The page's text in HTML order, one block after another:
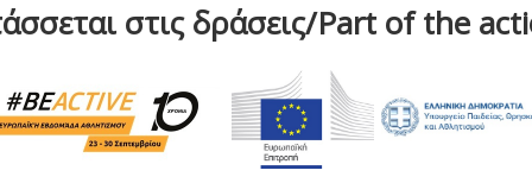
στις δράσεις/Part of the